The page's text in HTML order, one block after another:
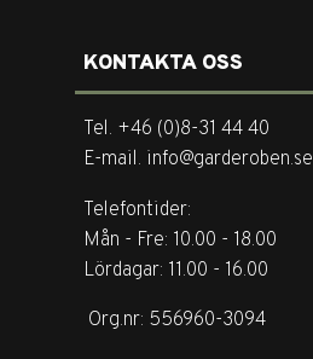
KONTAKTA OSS
Tel. +46 (0)8-31 44 40
E-mail. info@garderoben.se
Telefontider:
Mån - Fre: 10.00 - 18.00
Lördagar: 11.00 - 16.00
Org.nr: 556960-3094